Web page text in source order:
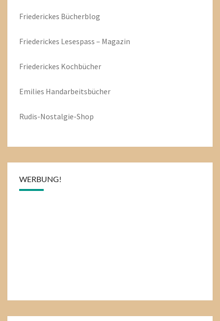
Friederickes Bücherblog
Friederickes Lesespass – Magazin
Friederickes Kochbücher
Emilies Handarbeitsbücher
Rudis-Nostalgie-Shop
WERBUNG!